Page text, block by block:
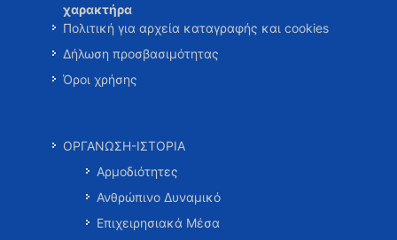
χαρακτήρα
Πολιτική για αρχεία καταγραφής και cookies
Δήλωση προσβασιμότητας
Όροι χρήσης
ΟΡΓΑΝΩΣΗ-ΙΣΤΟΡΙΑ
Αρμοδιότητες
Ανθρώπινο Δυναμικό
Επιχειρησιακά Μέσα